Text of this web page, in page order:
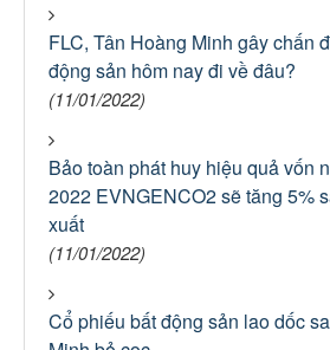
FLC, Tân Hoàng Minh gây chấn
động sản hôm nay đi về đâu?
(11/01/2022)
Bảo toàn phát huy hiệu quả vốn
2022 EVNGENCO2 sẽ tăng 5%
xuất
(11/01/2022)
Cổ phiếu bất động sản lao dốc